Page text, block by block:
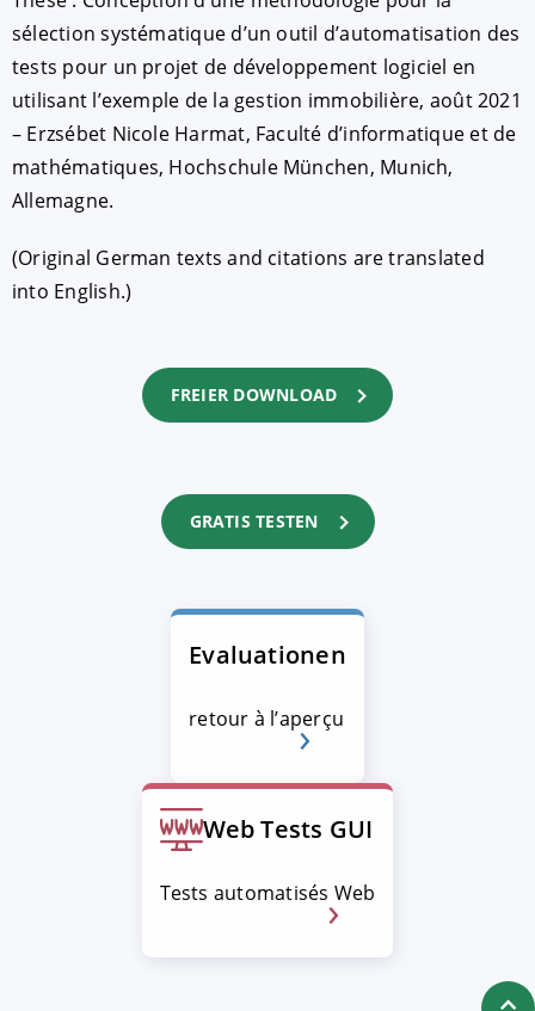
sélection systématique d’un outil d’automatisation des
tests pour un projet de développement logiciel en
utilisant l’exemple de la gestion immobilière, août 2021
– Erzsébet Nicole Harmat, Faculté d’informatique et de
mathématiques, Hochschule München, Munich,
Allemagne.
(Original German texts and citations are translated
into English.)
FREIER DOWNLOAD
GRATIS TESTEN
Evaluationen
retour à l’aperçu
Web Tests GUI
Tests automatisés Web